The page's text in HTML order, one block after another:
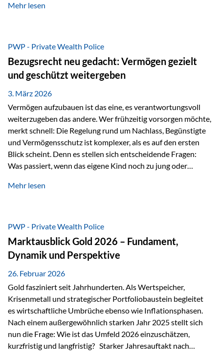
nicht laufend Kapital entziehen – sondern möglichst lange im
Privatdepot fallen an: Abgeltungssteuer Fondsbesteuerung
(Vorabpauschale, Teilfreistellung) Kein steuerlicher Abzug
der Vermögensverwaltungs-Gebühren /
Depotbankgebühren Jährliches Steuerreporting erforderlich
Zinsen, Dividenden und Kursgewinne werden laufend
besteuert.
Mehr lesen
PWP - Private Wealth Police
Bezugsrecht neu gedacht: Vermögen gezielt
und geschützt weitergeben
3. März 2026
Vermögen aufzubauen ist das eine, es verantwortungsvoll
weiterzugeben das andere. Wer frühzeitig vorsorgen möchte,
merkt schnell: Die Regelung rund um Nachlass, Begünstigte
und Vermögensschutz ist komplexer, als es auf den ersten
Blick scheint. Denn es stellen sich entscheidende Fragen:
Was passiert, wenn das eigene Kind noch zu jung oder
verwalten? Wie kann verhindert werden, dass Ex-Partner,
unbürokratisch übertragen, ohne ausschließlich auf ein
Testament angewiesen zu sein? Wenn klassische Lösungen
nicht ausreichen Traditionelle Nachlassregelungen stoßen
oft…
Mehr lesen
PWP - Private Wealth Police
Marktausblick Gold 2026 – Fundament,
Dynamik und Perspektive
26. Februar 2026
Gold fasziniert seit Jahrhunderten. Als Wertspeicher,
Krisenmetall und strategischer Portfoliobaustein begleitet
es wirtschaftliche Umbrüche ebenso wie Inflationsphasen.
Nach einem außergewöhnlich starken Jahr 2025 stellt sich
nun die Frage: Wie ist das Umfeld 2026 einzuschätzen,
kurzfristig und langfristig? Starker Jahresauftakt nach